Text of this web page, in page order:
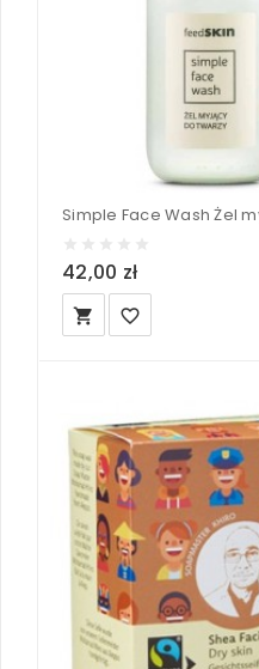
42,00 zł
local_grocery_store favorite_border